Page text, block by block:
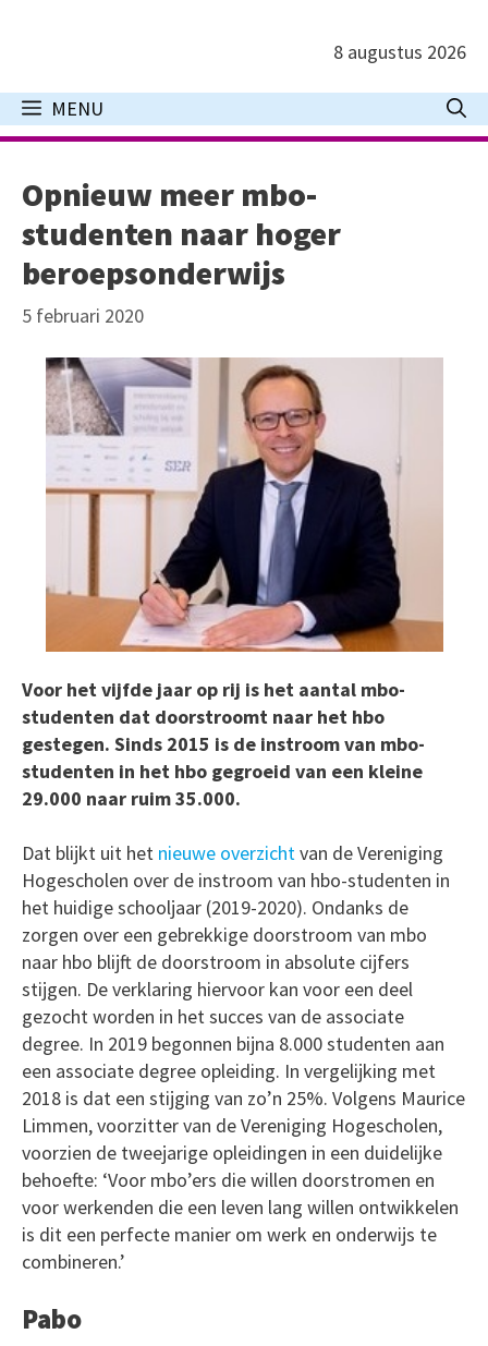
inhoud
8 augustus 2026
MENU
Opnieuw meer mbo-
studenten naar hoger
beroepsonderwijs
5 februari 2020
Voor het vijfde jaar op rij is het aantal mbo-
studenten dat doorstroomt naar het hbo
gestegen. Sinds 2015 is de instroom van mbo-
studenten in het hbo gegroeid van een kleine
29.000 naar ruim 35.000.
Dat blijkt uit het nieuwe overzichtvan de Vereniging
Hogescholen over de instroom van hbo-studenten in
het huidige schooljaar (2019-2020). Ondanks de
zorgen over een gebrekkige doorstroom van mbo
naar hbo blijft de doorstroom in absolute cijfers
stijgen. De verklaring hiervoor kan voor een deel
gezocht worden in het succes van de associate
degree. In 2019 begonnen bijna 8.000 studenten aan
een associate degree opleiding. In vergelijking met
2018 is dat een stijging van zo’n 25%. Volgens Maurice
Limmen, voorzitter van de Vereniging Hogescholen,
voorzien de tweejarige opleidingen in een duidelijke
behoefte: ‘Voor mbo’ers die willen doorstromen en
voor werkenden die een leven lang willen ontwikkelen
is dit een perfecte manier om werk en onderwijs te
combineren.’
Pabo